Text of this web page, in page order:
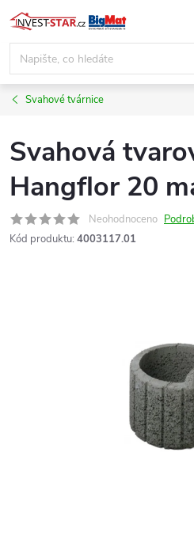
Přejít
na
obsah
Svahové tvárnice
Svahová
Hangflor 20
Neohodnoceno
Kód produktu: 4003117.01